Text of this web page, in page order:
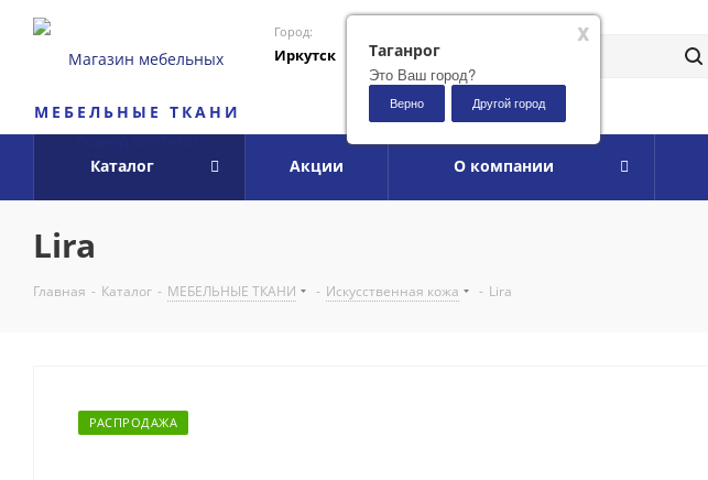
МЕБЕЛЬНЫЕ ТКАНИ
Город:
Иркутск
Каталог Акции О компании
x
Таганрог
Это Ваш город?
Верно Другой город
Lira
Главная - Каталог - МЕБЕЛЬНЫЕ ТКАНИ - Искусственная кожа - Lira
РАСПРОДАЖА